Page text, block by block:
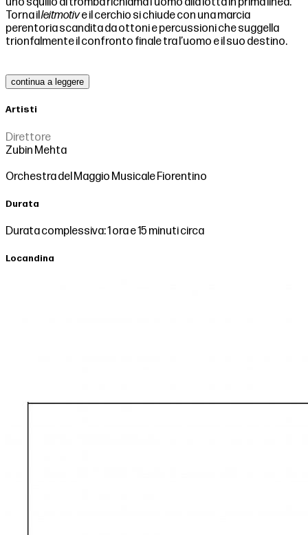
Torna illeitmotive il cerchio si chiude con una marcia
perentoria scandita da ottoni e percussioni che suggella
trionfalmente il confronto finale tra l’uomo e il suo destino.
continua a leggere
Artisti
Direttore
Zubin Mehta
Orchestra del Maggio Musicale Fiorentino
Durata
Durata complessiva: 1 ora e 15 minuti circa
Locandina